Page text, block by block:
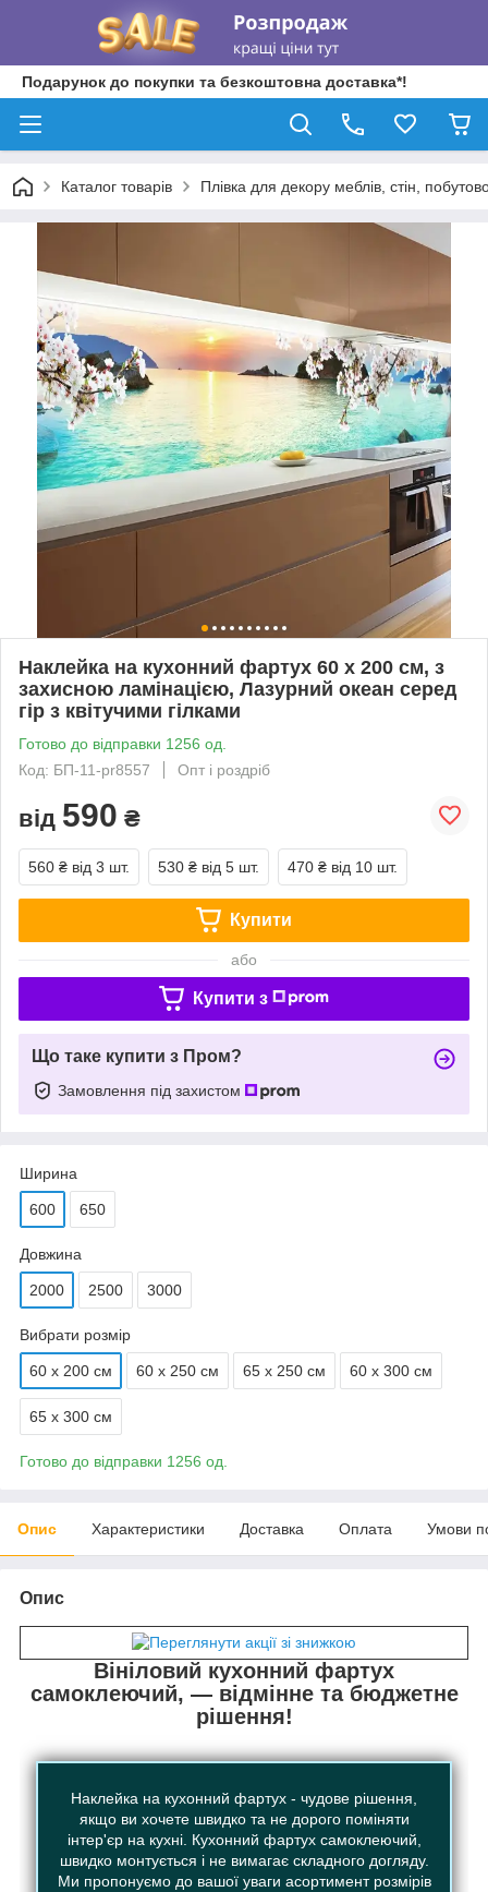
Подарунок до покупки та безкоштовна доставка*!
Каталог товарів Плівка для декору меблів, стін,
Наклейка на кухонний фартух 60 х 200 см, з
захисною ламінацією, Лазурний океан серед
гір з квітучими гілками
Готово до відправки 1256 од.
Код: БП-11-pr8557
Опт і роздріб
від 590 ₴
560 ₴ від 3 шт. 530 ₴ від 5 шт. 470 ₴ від 10 шт.
Купити
або
Купити з
Що таке купити з Пром?
Замовлення під захистом
Ширина
600 650
Довжина
2000 2500 3000
Вибрати розмір
60 х 200 см 60 х 250 см 65 х 250 см 60 х 300 см
65 х 300 см
Готово до відправки 1256 од.
Опис Характеристики Доставка Оплата Умови
Опис
Вініловий кухонний фартух
самоклеючий, — відмінне та бюджетне
рішення!
Наклейка на кухонний фартух - чудове рішення,
якщо ви хочете швидко та не дорого поміняти
інтер'єр на кухні. Кухонний фартух самоклеючий,
швидко монтується і не вимагає складного догляду.
Ми пропонуємо до вашої уваги асортимент розмірів